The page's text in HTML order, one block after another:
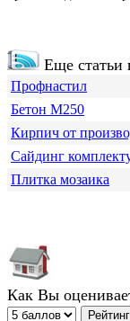
Еще статьи
Профнастил
Бетон М250
Кирпич от
Сайдинг
Плитка мозаика
Как Вы